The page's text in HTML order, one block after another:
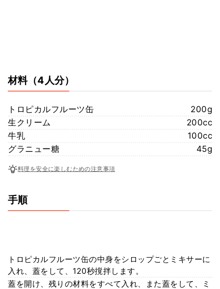
材料（4人分）
トロピカルフルーツ缶
200g
生クリーム
200cc
牛乳
100cc
グラニュー糖
45g
料理を安全に楽しむための注意事項
手順
トロピカルフルーツ缶の中身をシロップごとミキサーに
入れ、蓋をして、120秒撹拌します。
蓋を開け、残りの材料をすべて入れ、また蓋をして、ミ